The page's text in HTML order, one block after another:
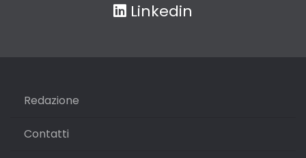
Linkedin
Redazione
Contatti